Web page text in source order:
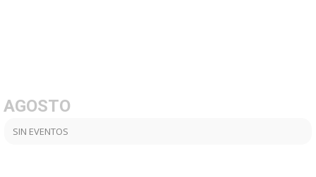
AGOSTO
SIN EVENTOS